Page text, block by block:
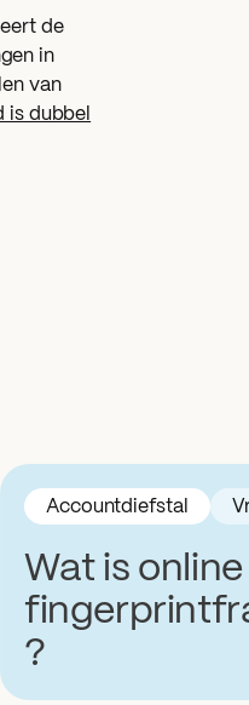
de
in
van
is dubbel
Wat is online
?
Accountdiefstal